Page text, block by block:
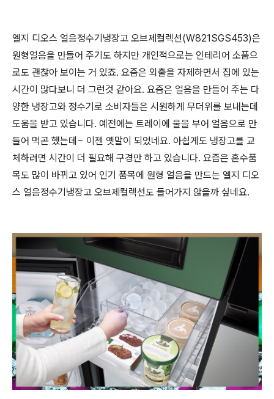
엘지 디오스 얼음정수기냉장고 오브제컬렉션(W821SGS453)은
원형얼음을 만들어 주기도 하지만 개인적으로는 인테리어 소품으
로도 괜찮아 보이는 거 있죠. 요즘은 외출을 자제하면서 집에 있는
시간이 많다보니 더 그런것 같아요. 요즘은 얼음을 만들어 주는 다
양한 냉장고와 정수기로 소비자들은 시원하게 무더위를 보내는데
도움을 받고 있습니다. 예전에는 트레이에 물을 부어 얼음으로 만
들어 먹곤 했는데~ 이젠 옛말이 되었네요. 아쉽게도 냉장고를 교
체하려면 시간이 더 필요해 구경만 하고 있습니다. 요즘은 혼수품
목도 많이 바뀌고 있어 인기 품목에 원형 얼음을 만드는 엘지 디오
스 얼음정수기냉장고 오브제컬렉션도 들어가지 않을까 싶네요.